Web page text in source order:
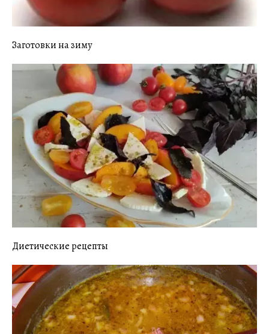
Заготовки на зиму
Диетические рецепты